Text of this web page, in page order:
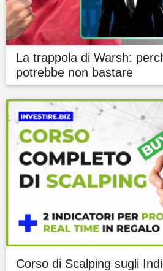
La trappola di Warsh:
potrebbe non bastare
Corso di Scalping sugli